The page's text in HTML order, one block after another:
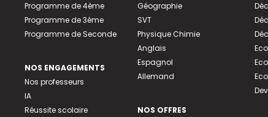
Programme de 4ème
Programme de 3ème
Programme de Seconde
NOS ENGAGEMENTS
Nos professeurs
IA
Réussite scolaire
Géographie
SVT
Physique Chimie
Anglais
Espagnol
Allemand
NOS OFFRES